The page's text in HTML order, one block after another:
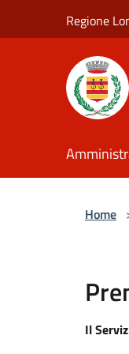
Regione
Home
Il